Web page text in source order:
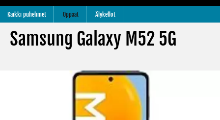
Kaikki puhelimet Oppaat Älykellot
Samsung Galaxy M52 5G